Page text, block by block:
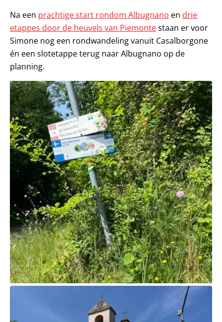
Na een prachtige start rondom Albugnano en drie
etappes door de heuvels van Piemontestaan er voor
Simone nog een rondwandeling vanuit Casalborgone
én een slotetappe terug naar Albugnano op de
planning.